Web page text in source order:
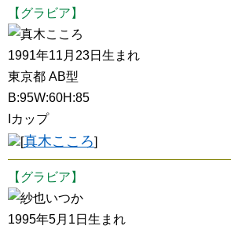
【グラビア】
真木こころ
1991年11月23日生まれ
東京都 AB型
B:95W:60H:85
Iカップ
[真木こころ]
【グラビア】
紗也いつか
1995年5月1日生まれ